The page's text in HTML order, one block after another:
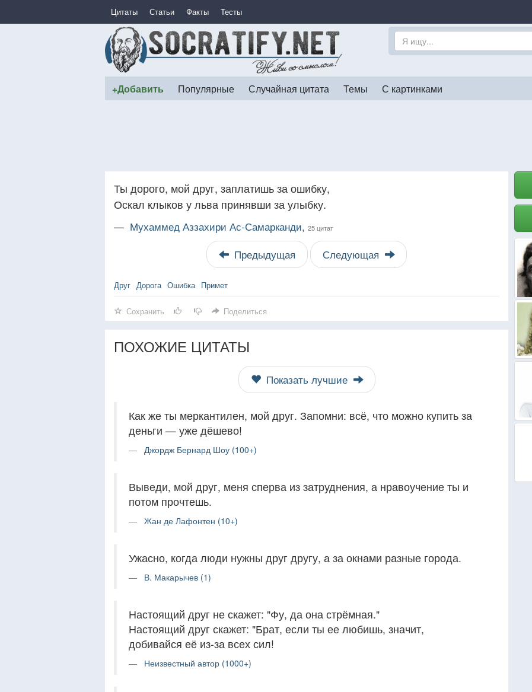
Цитаты Статьи Факты Тесты
+Добавить Популярные Случайная цитата Темы С картинками
Ты дорого, мой друг, заплатишь за ошибку,
Оскал клыков у льва принявши за улыбку.
— Мухаммед Аззахири Ас-Самарканди, 25 цитат
Предыдущая Следующая
Друг Дорога Ошибка Примет
Сохранить Поделиться
ПОХОЖИЕ ЦИТАТЫ
Показать лучшие
Как же ты меркантилен, мой друг. Запомни: всё, что можно купить за
деньги — уже дёшево!
Джордж Бернард Шоу (100+)
Выведи, мой друг, меня сперва из затруднения, а нравоучение ты и
потом прочтешь.
Жан де Лафонтен (10+)
Ужасно, когда люди нужны друг другу, а за окнами разные города.
В. Макарычев (1)
Настоящий друг не скажет: "Фу, да она стрёмная."
Настоящий друг скажет: "Брат, если ты ее любишь, значит,
добивайся её из-за всех сил!
Неизвестный автор (1000+)